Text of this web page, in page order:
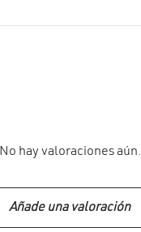
No hay valoraciones aún.
Añade una valoración